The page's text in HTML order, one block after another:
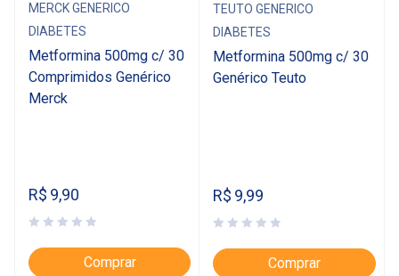
MERCK GENERICO
DIABETES
Metformina 500mg c/ 30
Comprimidos Genérico
Merck
R$ 9,90
Comprar
TEUTO GENERICO
DIABETES
Metformina 500mg c/ 30
Genérico Teuto
R$ 9,99
Comprar